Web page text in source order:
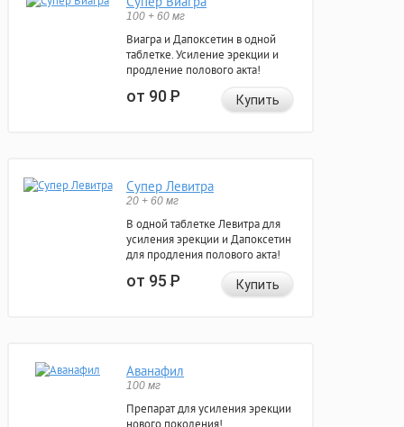
100 + 60 мг
Виагра и Дапоксетин в одной
таблетке. Усиление эрекции и
продление полового акта!
от 90Р Купить
Супер Левитра
20 + 60 мг
В одной таблетке Левитра для
усиления эрекции и Дапоксетин
для продления полового акта!
от 95Р Купить
Аванафил
100 мг
Препарат для усиления эрекции